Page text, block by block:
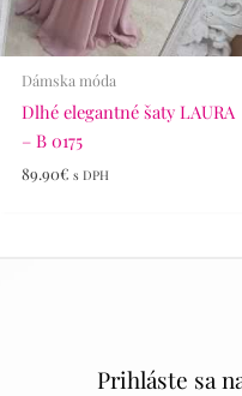
Dámska móda
Dlhé elegantné šaty LAURA
– B 0175
89.90€ s DPH
Prihláste sa